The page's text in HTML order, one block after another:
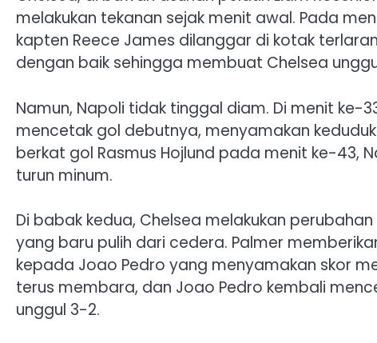
melakukan tekanan sejak menit awal. Pada
kapten Reece James dilanggar di kotak
dengan baik sehingga membuat Chelsea
Namun, Napoli tidak tinggal diam. Di menit ke-
mencetak gol debutnya, menyamakan
berkat gol Rasmus Hojlund pada menit ke-43,
turun minum.
Di babak kedua, Chelsea melakukan
yang baru pulih dari cedera. Palmer
kepada Joao Pedro yang menyamakan skor
terus membara, dan Joao Pedro kembali
unggul 3-2.